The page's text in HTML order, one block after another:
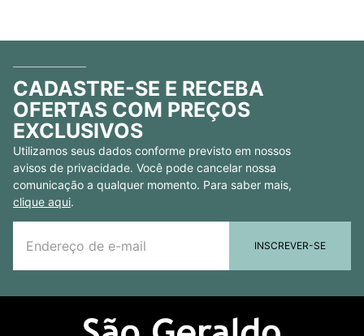
CADASTRE-SE E RECEBA
OFERTAS COM PREÇOS
EXCLUSIVOS
Utilizamos seus dados conforme previsto em nossos
avisos de privacidade. Você pode cancelar nossa
comunicação a qualquer momento. Para saber mais,
clique aqui.
INSCREVER-SE